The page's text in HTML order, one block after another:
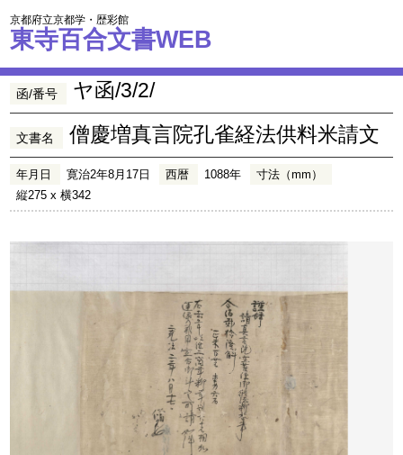
京都府立京都学・歴彩館
東寺百合文書WEB
函/番号 ヤ函/3/2/
文書名 僧慶増真言院孔雀経法供料米請文
年月日 寛治2年8月17日 西暦 1088年
寸法（mm）
縦275 x 横342